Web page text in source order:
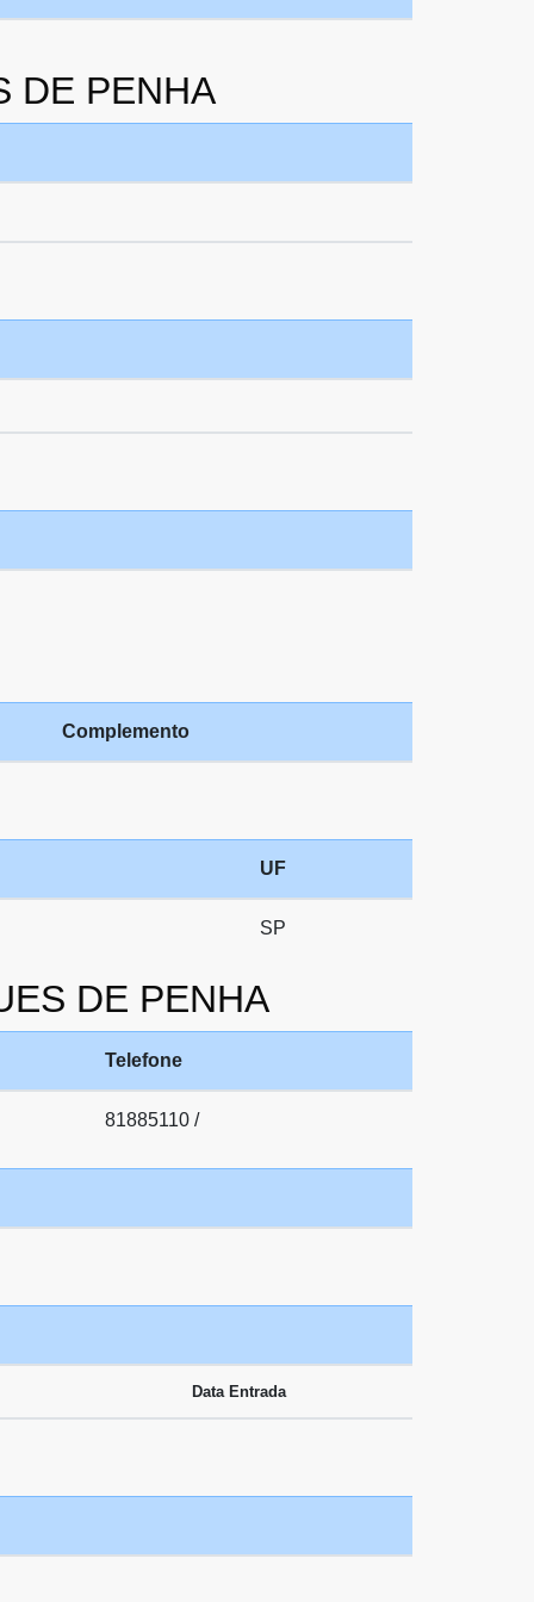
DE PENHA
Complemento
UF
SP
DE PENHA
Telefone
81885110 /
Data Entrada